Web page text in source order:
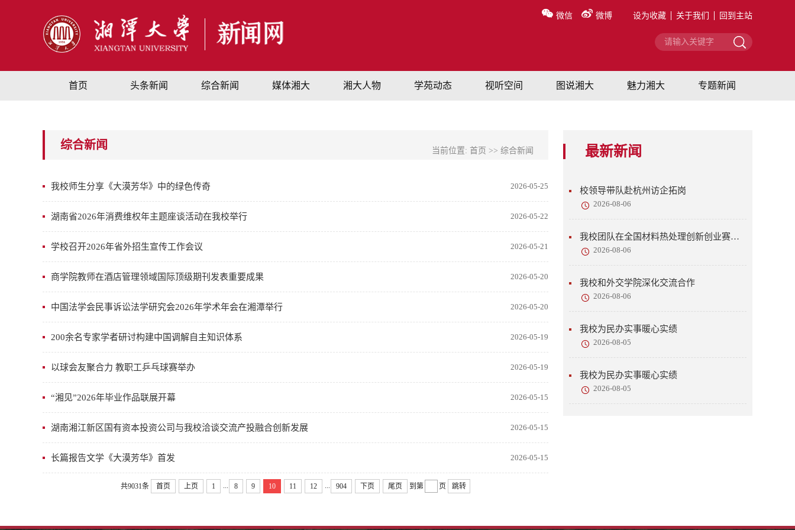
微信 微博 设为收藏 关于我们 回到主站
首页 头条新闻 综合新闻 媒体湘大 湘大人物 学苑动态 视听空间 图说湘大 魅力湘大 专题新闻
最新新闻
校领导带队赴杭州访企拓岗
2026-08-06
我校团队在全国材料热处理创新创业赛中获佳绩
2026-08-06
我校和外交学院深化交流合作
2026-08-06
我校为民办实事暖心实绩
2026-08-05
我校为民办实事暖心实绩
2026-08-05
当前位置: 首页 >> 综合新闻
综合新闻
2026-05-25
我校师生分享《大漠芳华》中的绿色传奇
2026-05-22
湖南省2026年消费维权年主题座谈活动在我校举行
2026-05-21
学校召开2026年省外招生宣传工作会议
2026-05-20
商学院教师在酒店管理领域国际顶级期刊发表重要成果
2026-05-20
中国法学会民事诉讼法学研究会2026年学术年会在湘潭举行
2026-05-19
200余名专家学者研讨构建中国调解自主知识体系
2026-05-19
以球会友聚合力 教职工乒乓球赛举办
2026-05-15
“湘见”2026年毕业作品联展开幕
2026-05-15
湖南湘江新区国有资本投资公司与我校洽谈交流产投融合创新发展
2026-05-15
长篇报告文学《大漠芳华》首发
共9031条 首页 上页 1 8 9 10 11 12 904 下页 尾页 到第 页 跳转